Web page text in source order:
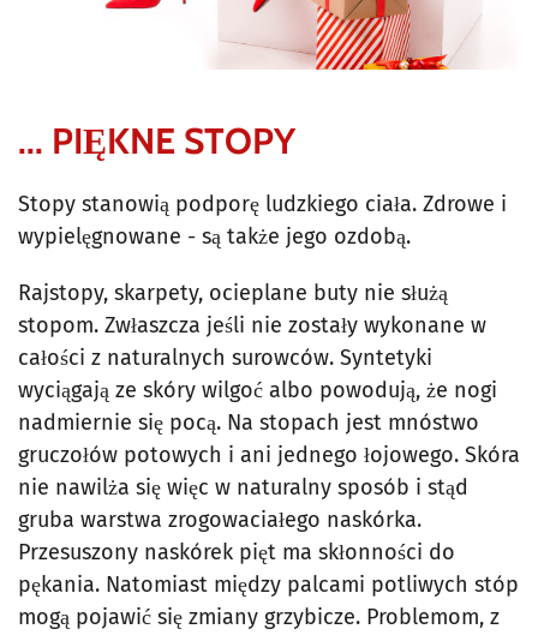
... PIĘKNE STOPY
Stopy stanowią podporę ludzkiego ciała. Zdrowe i
wypielęgnowane - są także jego ozdobą.
Rajstopy, skarpety, ocieplane buty nie służą
stopom. Zwłaszcza jeśli nie zostały wykonane w
całości z naturalnych surowców. Syntetyki
wyciągają ze skóry wilgoć albo powodują, że nogi
nadmiernie się pocą. Na stopach jest mnóstwo
gruczołów potowych i ani jednego łojowego. Skóra
nie nawilża się więc w naturalny sposób i stąd
gruba warstwa zrogowaciałego naskórka.
Przesuszony naskórek pięt ma skłonności do
pękania. Natomiast między palcami potliwych stóp
mogą pojawić się zmiany grzybicze. Problemom, z